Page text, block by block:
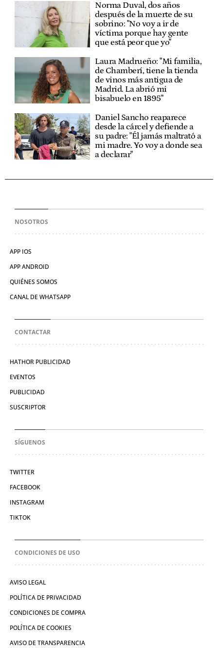
Norma Duval, dos años
después de la muerte de su
sobrino: "No voy a ir de
víctima porque hay gente
que está peor que yo"
Laura Madrueño: "Mi familia,
de Chamberí, tiene la tienda
de vinos más antigua de
Madrid. La abrió mi
bisabuelo en 1895"
Daniel Sancho reaparece
desde la cárcel y defiende a
su padre: "Él jamás maltrató a
mi madre. Yo voy a donde sea
a declarar"
NOSOTROS
APP IOS
APP ANDROID
QUIÉNES SOMOS
CANAL DE WHATSAPP
CONTACTAR
HATHOR PUBLICIDAD
EVENTOS
PUBLICIDAD
SUSCRIPTOR
SÍGUENOS
TWITTER
FACEBOOK
INSTAGRAM
TIKTOK
CONDICIONES DE USO
AVISO LEGAL
POLÍTICA DE PRIVACIDAD
CONDICIONES DE COMPRA
POLÍTICA DE COOKIES
AVISO DE TRANSPARENCIA